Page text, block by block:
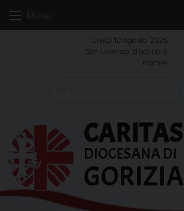
Menu
lunedì 10 agosto 2026
San Lorenzo, diacono e
martire
CARITAS
DIOCESANA DI
GORIZIA